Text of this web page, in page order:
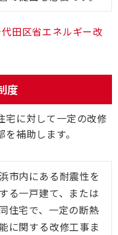
田区省エネルギー改
度
宅に対して一定の改修
補助します。
市内にある耐震性を
る一戸建て、または
住宅で、一定の断熱
に関する改修工事ま